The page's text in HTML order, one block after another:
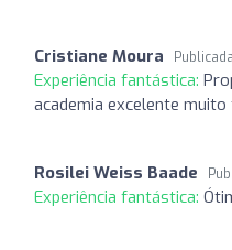
Cristiane Moura
Experiência fantástica:
academia excelente
Rosilei Weiss Baade
Experiência fantástica: